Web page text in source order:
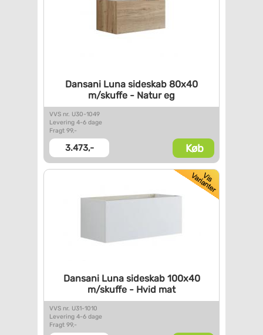
Dansani Luna sideskab 80x40
m/skuffe - Natur eg
VVS nr. U30-1049
Levering 4-6 dage
Fragt 99,-
3.473,- Køb
Dansani Luna sideskab 100x40
m/skuffe - Hvid mat
VVS nr. U31-1010
Levering 4-6 dage
Fragt 99,-